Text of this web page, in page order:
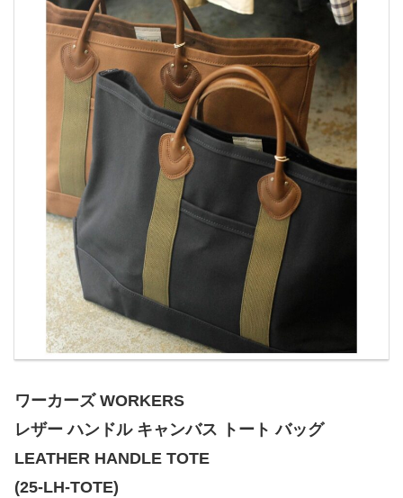
ワーカーズ WORKERS
レザー ハンドル キャンバス トート バッグ
LEATHER HANDLE TOTE
(25-LH-TOTE)